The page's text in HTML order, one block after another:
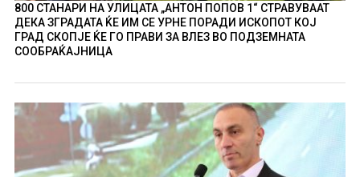
800 СТАНАРИ НА УЛИЦАТА „АНТОН ПОПОВ 1“ СТРАВУВААТ
ДЕКА ЗГРАДАТА ЌЕ ИМ СЕ УРНЕ ПОРАДИ ИСКОПОТ КОЈ
ГРАД СКОПЈЕ ЌЕ ГО ПРАВИ ЗА ВЛЕЗ ВО ПОДЗЕМНАТА
СООБРАЌАЈНИЦА